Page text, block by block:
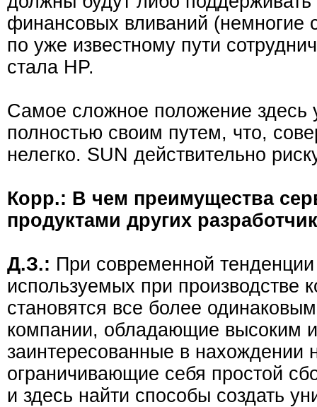
финансовых вливаний (немногие
по уже известному пути
стала HP.
Самое сложное положение здесь
полностью своим путем, что,
нелегко. SUN действительно
Корр.: В чем преимущества
продуктами других
Д.З.: При современной
используемых при производстве
становятся все более
компании, обладающие высоким
заинтересованные в нахождении
ограничивающие себя простой
и здесь найти способы создать